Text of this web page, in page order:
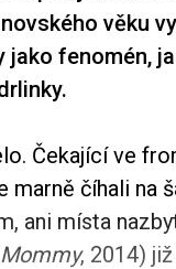
věku
fenomén,
Čekající ve
marně číhali na
ani místa
Mommy, 2014)